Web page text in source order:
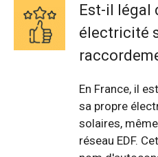
Est-il légal
électricité
En France, il
sa propre
solaires,
réseau EDF.